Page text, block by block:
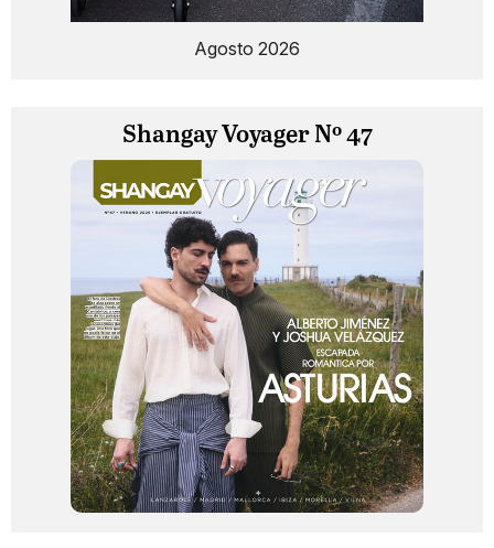
Agosto 2026
Shangay Voyager Nº 47